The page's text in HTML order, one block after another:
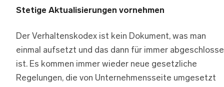
Stetige Aktualisierungen vornehmen
Der Verhaltenskodex ist kein Dokument, was man
einmal aufsetzt und das dann für immer
ist. Es kommen immer wieder neue gesetzliche
Regelungen, die von Unternehmensseite umgesetzt